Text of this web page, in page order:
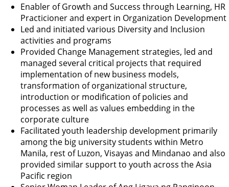
Enabler of Growth and Success through Learning, HR
Practicioner and expert in Organization Development
Led and initiated various Diversity and Inclusion
activities and programs
Provided Change Management strategies, led and
managed several critical projects that required
implementation of new business models,
transformation of organizational structure,
introduction or modification of policies and
processes as well as values embedding in the
corporate culture
Facilitated youth leadership development primarily
among the big university students within Metro
Manila, rest of Luzon, Visayas and Mindanao and also
provided similar support to youth across the Asia
Pacific region